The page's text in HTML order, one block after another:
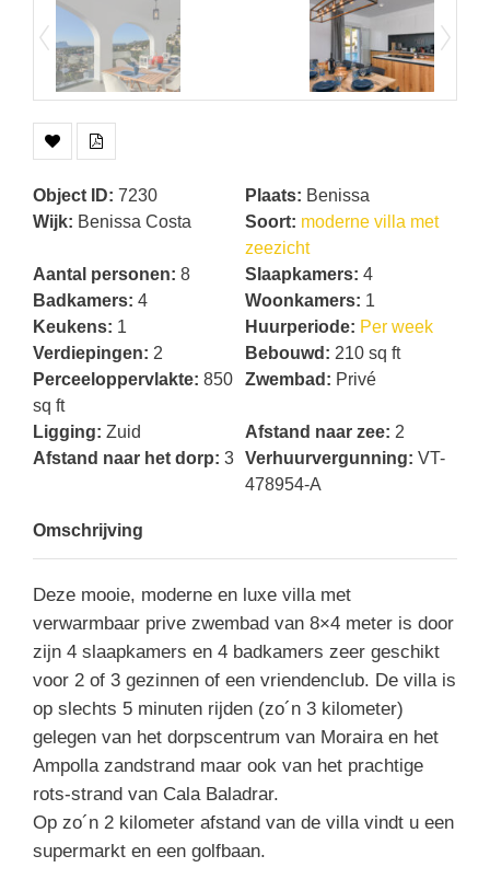
Object ID: 7230 Plaats: Benissa
Wijk: Benissa Costa Soort: moderne villa met
zeezicht
Aantal personen: 8 Slaapkamers: 4
Badkamers: 4 Woonkamers: 1
Keukens: 1 Huurperiode: Per week
Verdiepingen: 2 Bebouwd : 210 sq ft
Perceeloppervlakte: 850
sq ft
Zwembad : Privé
Ligging: Zuid Afstand naar zee: 2
Afstand naar het dorp: 3 Verhuurvergunning: VT-
478954-A
Omschrijving
Deze mooie, moderne en luxe villa met
verwarmbaar prive zwembad van 8×4 meter is door
zijn 4 slaapkamers en 4 badkamers zeer geschikt
voor 2 of 3 gezinnen of een vriendenclub. De villa is
op slechts 5 minuten rijden (zo´n 3 kilometer)
gelegen van het dorpscentrum van Moraira en het
Ampolla zandstrand maar ook van het prachtige
rots-strand van Cala Baladrar.
Op zo´n 2 kilometer afstand van de villa vindt u een
supermarkt en een golfbaan.